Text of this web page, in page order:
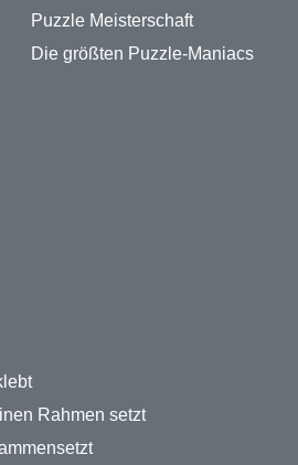
Puzzle Meisterschaft
Die größten Puzzle-Maniacs
Rahmen setzt